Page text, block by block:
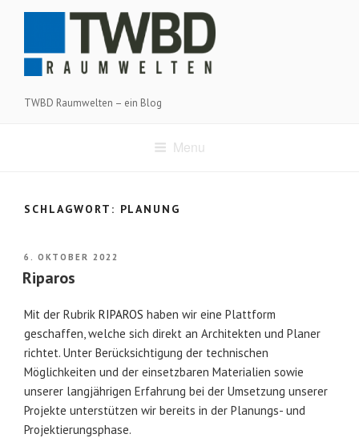
TWBD Raumwelten – ein Blog
Menu
SCHLAGWORT: PLANUNG
POSTED
ON
6. OKTOBER 2022
Riparos
Mit der Rubrik RIPAROS haben wir eine Plattform
geschaffen, welche sich direkt an Architekten und Planer
richtet. Unter Berücksichtigung der technischen
Möglichkeiten und der einsetzbaren Materialien sowie
unserer langjährigen Erfahrung bei der Umsetzung unserer
Projekte unterstützen wir bereits in der Planungs- und
Projektierungsphase.